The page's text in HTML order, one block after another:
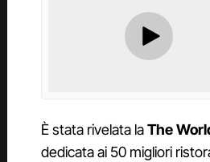
È stata rivelata laThe
dedicata ai 50 migliori